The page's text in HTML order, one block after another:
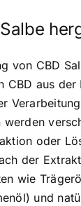
von CBD
CBD aus
oder
der
wie
und